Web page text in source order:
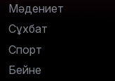
Мәдениет
Сұхбат
Спорт
Бейне